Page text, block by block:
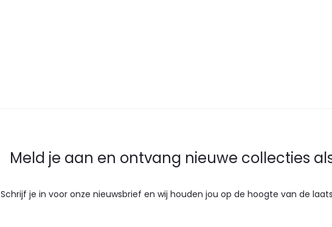
Meld je aan en ontvang nieuwe collecties
Schrijf je in voor onze nieuwsbrief en wij houden jou op de hoogte van de